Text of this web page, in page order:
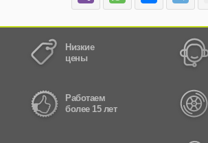
Низкие
цены
Работаем
более 15 лет